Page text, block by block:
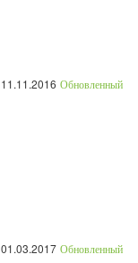
11.11.2016 Обновленный
01.03.2017 Обновленный